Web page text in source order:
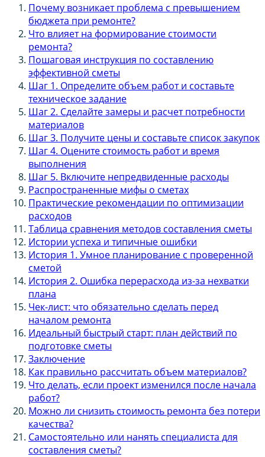
Почему возникает проблема с превышением
бюджета при ремонте?
Что влияет на формирование стоимости
ремонта?
Пошаговая инструкция по составлению
эффективной сметы
Шаг 1. Определите объем работ и составьте
техническое задание
Шаг 2. Сделайте замеры и расчет потребности
материалов
Шаг 3. Получите цены и составьте список закупок
Шаг 4. Оцените стоимость работ и время
выполнения
Шаг 5. Включите непредвиденные расходы
Распространенные мифы о сметах
Практические рекомендации по оптимизации
расходов
Таблица сравнения методов составления сметы
Истории успеха и типичные ошибки
История 1. Умное планирование с проверенной
сметой
История 2. Ошибка перерасхода из-за нехватки
плана
Чек-лист: что обязательно сделать перед
началом ремонта
Идеальный быстрый старт: план действий по
подготовке сметы
Заключение
Как правильно рассчитать объем материалов?
Что делать, если проект изменился после начала
работ?
Можно ли снизить стоимость ремонта без потери
качества?
Самостоятельно или нанять специалиста для
составления сметы?